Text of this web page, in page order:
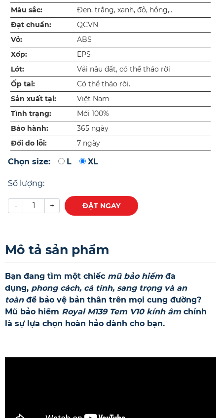
Màu sắc:
Đen, trắng, xanh, đỏ, hồng,..
Đạt chuẩn:
QCVN
Vỏ:
ABS
Xốp:
EPS
Lót:
Vải nâu đất, có thể tháo rời
Ốp tai:
Có thể tháo rời.
Sản xuất tại:
Việt Nam
Tình trạng:
Mới 100%
Bảo hành:
365 ngày
Đổi do lỗi:
7 ngày
Chọn size: L XL
Số lượng:
- + ĐẶT NGAY
Mô tả sản phẩm
Bạn đang tìm một chiếc mũ bảo hiểm đa
dụng, phong cách, cá tính, sang trọng và an
toànđể bảo vệ bản thân trên mọi cung đường?
Mũ bảo hiểm Royal M139 Tem V10 kính âm chính
là sự lựa chọn hoàn hảo dành cho bạn.